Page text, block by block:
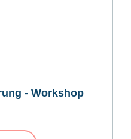
- Workshop